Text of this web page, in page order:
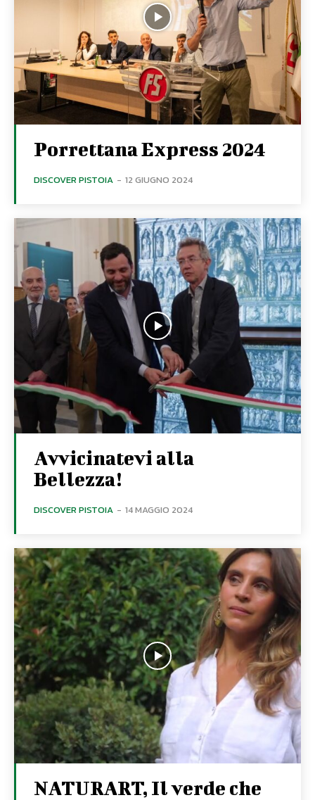
Porrettana Express 2024
DISCOVER PISTOIA - 12 GIUGNO 2024
Avvicinatevi alla
Bellezza!
DISCOVER PISTOIA - 14 MAGGIO 2024
NATURART, Il verde che